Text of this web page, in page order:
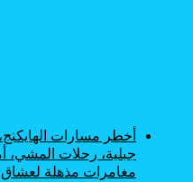
أخطر مسارات
جبلية، رحلات
مغامرات مذهلة لعشاق